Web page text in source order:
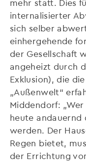
mehr statt. Dies
internalisierter
sich selber
einhergehende
der Gesellschaft
angeheizt durch
Exklusion), die
„Außenwelt“
Middendorf:
heute andauernd
werden. Der
Regen bietet,
der Errichtung